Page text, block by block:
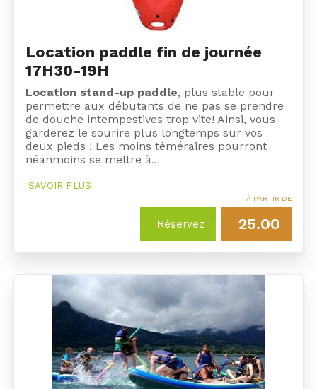
Location paddle fin de journée
17H30-19H
Location stand-up paddle, plus stable pour
permettre aux débutants de ne pas se prendre
de douche intempestives trop vite! Ainsi, vous
garderez le sourire plus longtemps sur vos
deux pieds ! Les moins téméraires pourront
néanmoins se mettre à…
SAVOIR PLUS
Réservez
À PARTIR DE
25.00